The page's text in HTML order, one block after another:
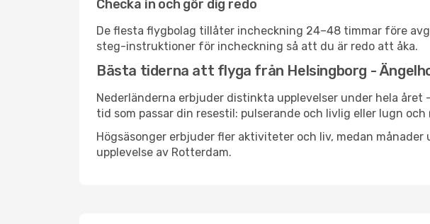
Checka in och gör dig redo
De flesta flygbolag tillåter incheckning 24–48 timmar före
steg-instruktioner för incheckning så att du är redo att åka.
Bästa tiderna att flyga från Helsingborg -
Nederländerna erbjuder distinkta upplevelser under hela
tid som passar din resestil: pulserande och livlig eller lugn och
Högsäsonger erbjuder fler aktiviteter och liv, medan
upplevelse av Rotterdam.